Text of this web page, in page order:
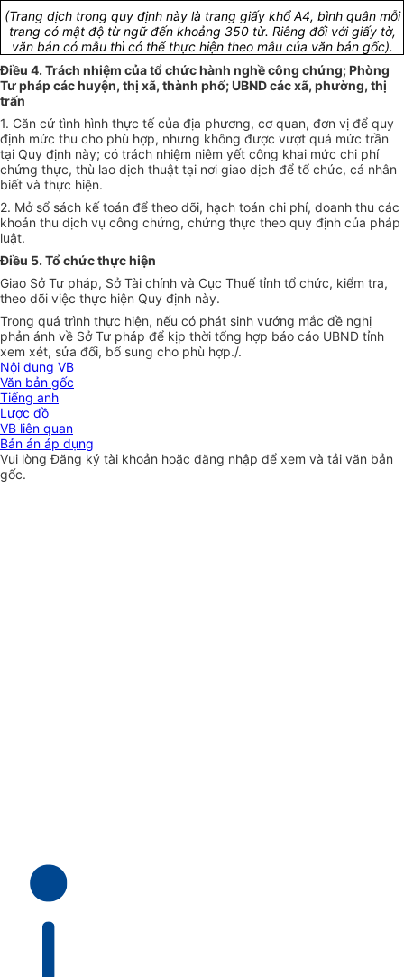
(Trang dịch trong quy định này là trang giấy khổ A4, bình quân mỗi
trang có mật độ từ ngữ đến khoảng 350 từ. Riêng đối với giấy tờ,
văn bản có mẫu thì có thể thực hiện theo mẫu của văn bản gốc).
Điều 4. Trách nhiệm của tổ chức hành nghề công chứng; Phòng
Tư pháp các huyện, thị xã, thành phố; UBND các xã, phường, thị
trấn
1. Căn cứ tình hình thực tế của địa phương, cơ quan, đơn vị để quy
định mức thu cho phù hợp, nhưng không được vượt quá mức trần
tại Quy định này; có trách nhiệm niêm yết công khai mức chi phí
chứng thực, thù lao dịch thuật tại nơi giao dịch để tổ chức, cá nhân
biết và thực hiện.
2. Mở sổ sách kế toán để theo dõi, hạch toán chi phí, doanh thu các
khoản thu dịch vụ công chứng, chứng thực theo quy định của pháp
luật.
Điều 5. Tổ chức thực hiện
Giao Sở Tư pháp, Sở Tài chính và Cục Thuế tỉnh tổ chức, kiểm tra,
theo dõi việc thực hiện Quy định này.
Trong quá trình thực hiện, nếu có phát sinh vướng mắc đề nghị
phản ánh về Sở Tư pháp để kịp thời tổng hợp báo cáo UBND tỉnh
xem xét, sửa đổi, bổ sung cho phù hợp./.
Nội dung VB
Văn bản gốc
Tiếng anh
Lược đồ
VB liên quan
Bản án áp dụng
Vui lòngĐăng ký tài khoản hoặc đăng nhập để xem và tải văn bản
gốc.